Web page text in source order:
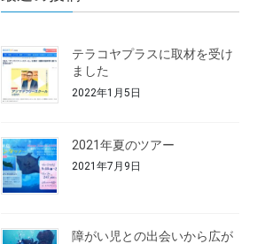
テラコヤプラスに取材を受け
ました
2022年1月5日
2021年夏のツアー
2021年7月9日
障がい児との出会いから広が